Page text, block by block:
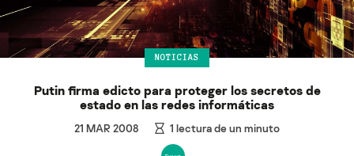
NOTICIAS
Putin firma edicto para proteger los secretos de
estado en las redes informáticas
21 MAR 2008 1 lectura de un minuto